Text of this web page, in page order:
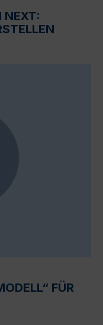
NEXT:
FÜR